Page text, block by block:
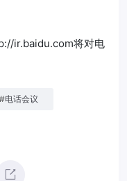
ir.baidu.com将对电
#电话会议